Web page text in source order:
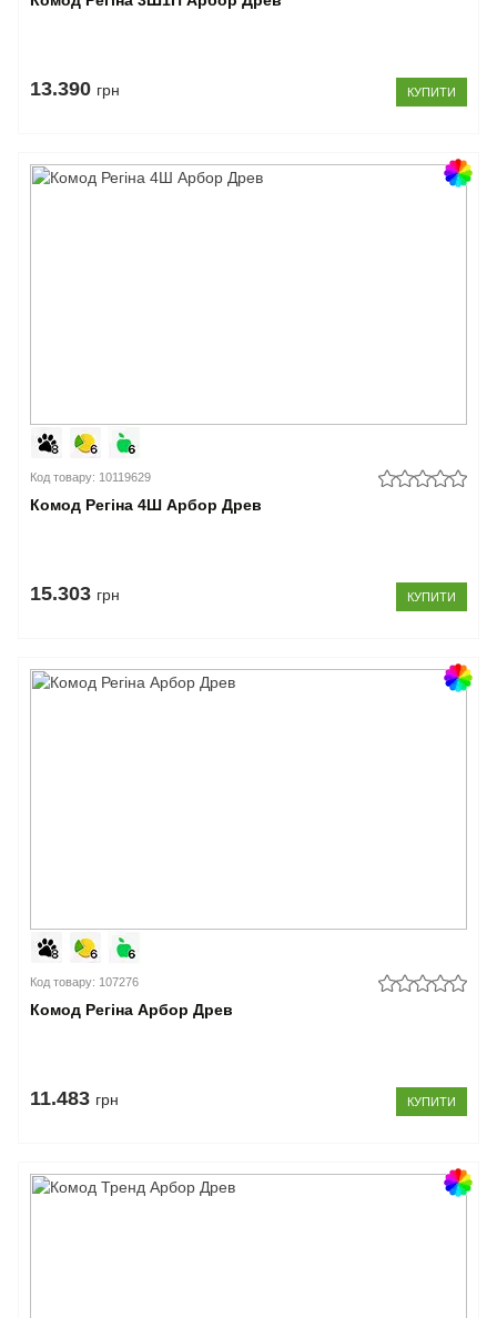
13.390 грн КУПИТИ
Код товару: 10119629
Комод Регіна 4Ш Арбор Древ
15.303 грн КУПИТИ
Код товару: 107276
Комод Регіна Арбор Древ
11.483 грн КУПИТИ